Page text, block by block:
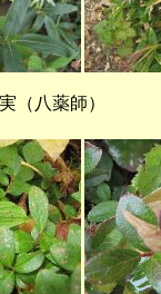
ナの実（